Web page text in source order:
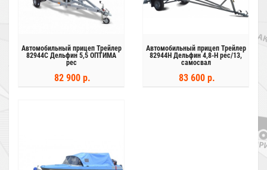
Автомобильный прицеп Трейлер
82944С Дельфин 5,5 ОПТИМА
рес
82 900 р.
Автомобильный прицеп Трейлер
82944H Дельфин 4,8-H рес/13,
самосвал
83 600 р.